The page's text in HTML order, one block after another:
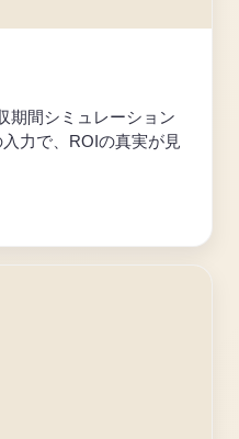
期間シミュレーション
力で、ROIの真実が見